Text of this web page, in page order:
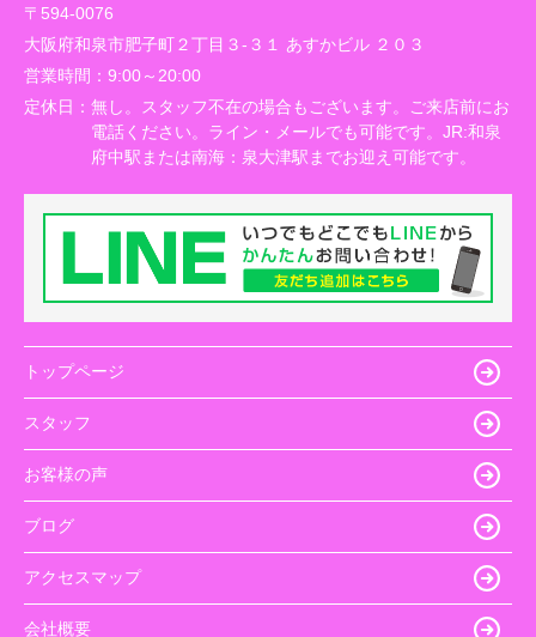
〒594-0076
大阪府和泉市肥子町２丁目３-３１ あすかビル ２０３
営業時間： 9:00～20:00
定休日： 無し。スタッフ不在の場合もございます。ご来店前にお
電話ください。ライン・メールでも可能です。JR:和泉
府中駅または南海：泉大津駅までお迎え可能です。
トップページ
スタッフ
お客様の声
ブログ
アクセスマップ
会社概要